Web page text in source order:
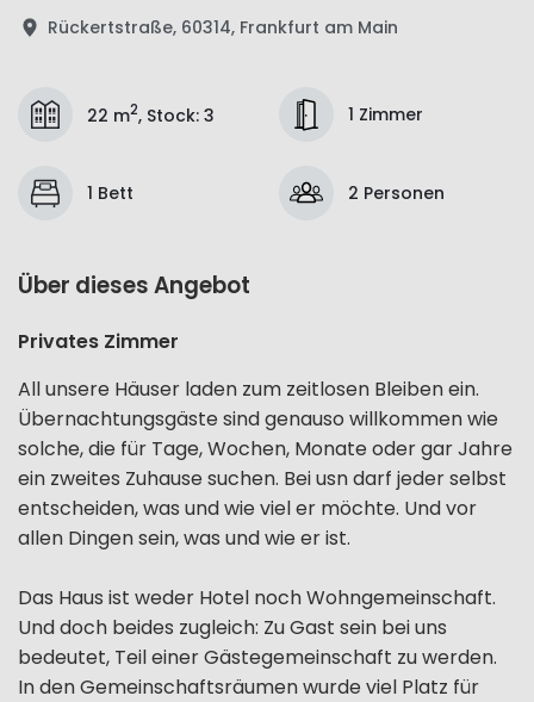
Rückertstraße, 60314, Frankfurt am Main
22 m2, Stock: 3 1 Zimmer
1 Bett 2 Personen
Über dieses Angebot
Privates Zimmer
All unsere Häuser laden zum zeitlosen Bleiben ein.
Übernachtungsgäste sind genauso willkommen wie
solche, die für Tage, Wochen, Monate oder gar Jahre
ein zweites Zuhause suchen. Bei usn darf jeder selbst
entscheiden, was und wie viel er möchte. Und vor
allen Dingen sein, was und wie er ist.
Das Haus ist weder Hotel noch Wohngemeinschaft.
Und doch beides zugleich: Zu Gast sein bei uns
bedeutet, Teil einer Gästegemeinschaft zu werden.
In den Gemeinschaftsräumen wurde viel Platz für